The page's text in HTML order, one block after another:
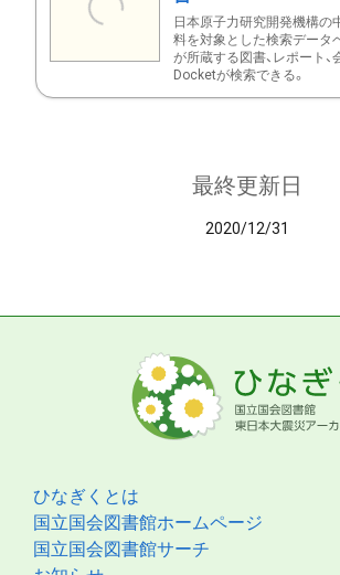
日本原子力研究開発機構の
料を対象とした検索データ
が所蔵する図書、レポート、
Docketが検索できる。
最終更新日
2020/12/31
ひなぎくとは
国立国会図書館ホームページ
国立国会図書館サーチ